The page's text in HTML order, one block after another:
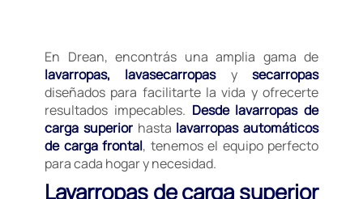
En Drean, encontrás una amplia gama de
lavarropas, lavasecarropasysecarropas
diseñados para facilitarte la vida y ofrecerte
resultados impecables. Desde lavarropas de
carga superiorhasta lavarropas automáticos
de carga frontal, tenemos el equipo perfecto
para cada hogar y necesidad.
Lavarropas de carga superior